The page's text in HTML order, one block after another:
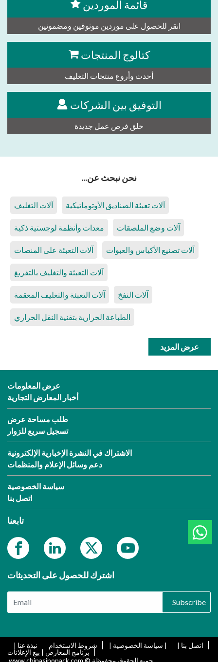
قائمة الموردين
انقر للحصول على موردين موثوقين ومضمونين
كتالوج المنتجات
أحدث وأروع منتجات التغليف
التوفيق بين الشركات
خلق فرص عمل جديدة
نحن نبحث عن...
آلات التغليف آلات تعبئة الصناديق الأوتوماتيكية
معدات وأنظمة لوجستية ذكية آلات وضع الملصقات
آلات التعبئة على المنصات آلات تصنيع الأكياس والعبوات
آلات التعبئة والتغليف بالتفريغ
آلات التعبئة والتغليف المعقمة آلات النفخ
الطباعة الحرارية بتقنية النقل الحراري
عرض المزيد
عرض المعلومات
أخبار المعارض التجارية
طلب مساحة عرض
تسجيل سريع للزوار
الاشتراك في النشرة الإخبارية الإلكترونية
دعم وسائل الإعلام والمنظمات
سياسة الخصوصية
اتصل بنا
تابعنا
اشترك للحصول على التحديثات
Subscribe
نبذة عنا | شروط الاستخدام | سياسة الخصوصية |
اتصل بنا |
برنامج المعارض | بيع الإعلانات
جميع الحقوق محفوظة © www.chinasinopack.com.